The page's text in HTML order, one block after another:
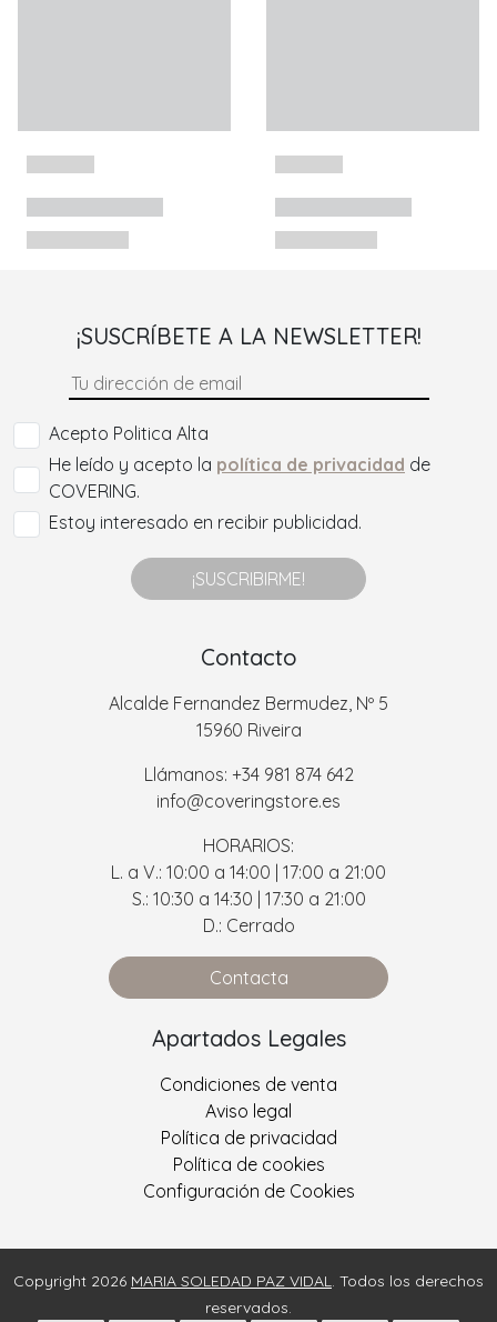
¡SUSCRÍBETE A LA NEWSLETTER!
Acepto Politica Alta
He leído y acepto la política de privacidad de
COVERING.
Estoy interesado en recibir publicidad.
¡SUSCRIBIRME!
Contacto
Alcalde Fernandez Bermudez, Nº 5
15960 Riveira
Llámanos: +34 981 874 642
info@coveringstore.es
HORARIOS:
L. a V.: 10:00 a 14:00 | 17:00 a 21:00
S.: 10:30 a 14:30 | 17:30 a 21:00
D.: Cerrado
Contacta
Apartados Legales
Condiciones de venta
Aviso legal
Política de privacidad
Política de cookies
Configuración de Cookies
Copyright 2026 MARIA SOLEDAD PAZ VIDAL
. Todos los derechos
reservados.